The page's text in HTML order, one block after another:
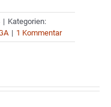
| Kategorien:
| 1 Kommentar